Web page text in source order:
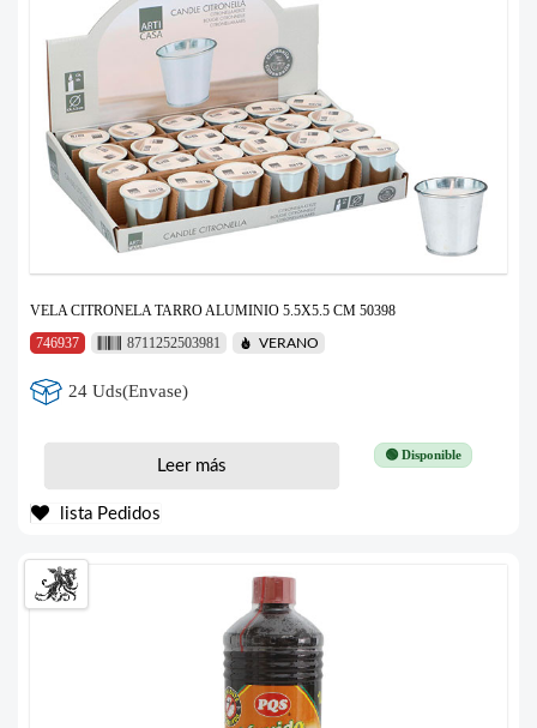
VELA CITRONELA TARRO ALUMINIO 5.5X5.5 CM 50398
746937
8711252503981 VERANO
24 Uds(Envase)
🟢 Disponible
Leer más
lista Pedidos